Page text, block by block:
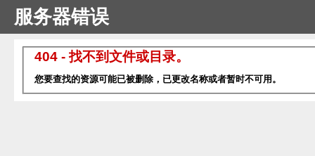
服务器错误
404 - 找不到文件或目录。
您要查找的资源可能已被删除，已更改名称或者暂时不可用。